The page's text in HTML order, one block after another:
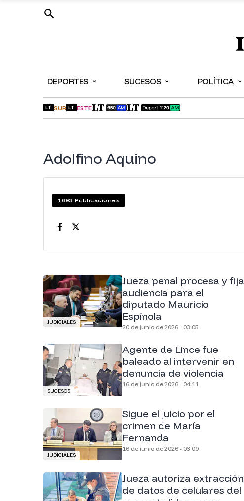
DEPORTES ⌄ SUCESOS ⌄ POLÍTICA ⌄
LT SUR LT ESTE
Adolfino Aquino
1693 Publicaciones
JUDICIALES
Jueza penal procesa y fija
audiencia para el
diputado Mauricio
Espínola
20 de junio de 2026 - 03:05
SUCESOS
Agente de Lince fue
baleado al intervenir en
denuncia de violencia
16 de junio de 2026 - 04:11
JUDICIALES
Sigue el juicio por el
crimen de María
Fernanda
16 de junio de 2026 - 03:09
Jueza autoriza extracción
de datos de celulares del